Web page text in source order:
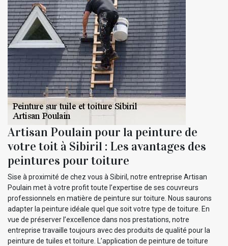
Artisan Poulain pour la peinture de
votre toit à Sibiril : Les avantages des
peintures pour toiture
Sise à proximité de chez vous à Sibiril, notre entreprise Artisan
Poulain met à votre profit toute l’expertise de ses couvreurs
professionnels en matière de peinture sur toiture. Nous saurons
adapter la peinture idéale quel que soit votre type de toiture. En
vue de préserver l’excellence dans nos prestations, notre
entreprise travaille toujours avec des produits de qualité pour la
peinture de tuiles et toiture. L’application de peinture de toiture